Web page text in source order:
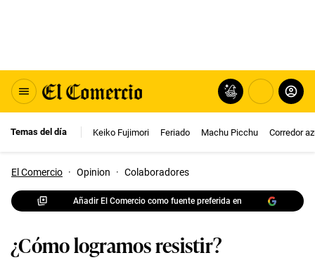
Temas del día Keiko Fujimori Feriado Machu Picchu Corredor
El Comercio · Opinion · Colaboradores
Añadir El Comercio como fuente preferida en
¿Cómo logramos resistir?